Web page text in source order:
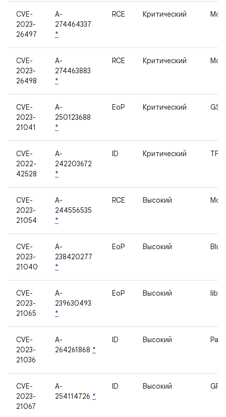
CVE-
2023-
26497
A-
274464337
*
RCE Критический
CVE-
2023-
26498
A-
274463883
*
RCE Критический
CVE-
2023-
21041
A-
250123688
*
EoP Критический GSC
CVE-
2022-
42528
A-
242203672
*
ID Критический TF-A
CVE-
2023-
21054
A-
244556535
*
RCE Высокий
CVE-
2023-
21040
A-
238420277
*
EoP Высокий
CVE-
2023-
21065
A-
239630493
*
EoP Высокий
CVE-
2023-
21036
A-
264261868 *
ID Высокий
CVE-
2023-
21067
A-
254114726 *
ID Высокий GPS